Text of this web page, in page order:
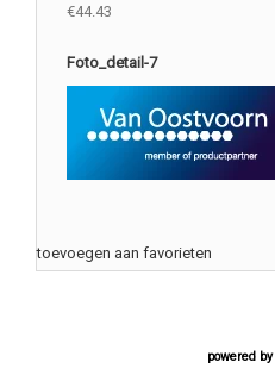
€44.43
Foto_detail-7
toevoegen aan favorieten
powered by